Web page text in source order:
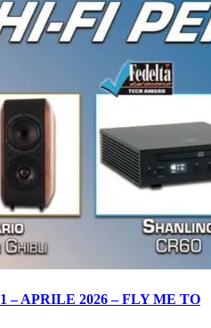
– APRILE 2026 – FLY ME TO